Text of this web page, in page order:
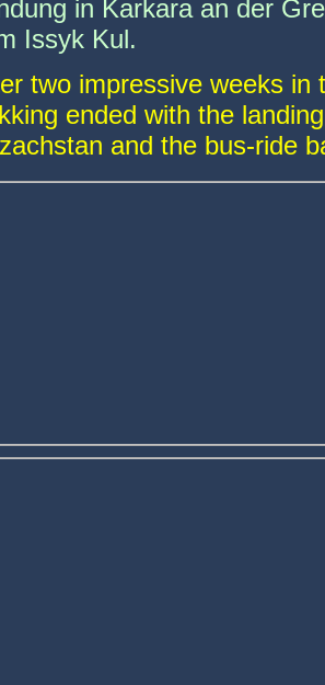
in Karkara an der
Issyk Kul.
two impressive weeks in
ended with the
and the bus-ride